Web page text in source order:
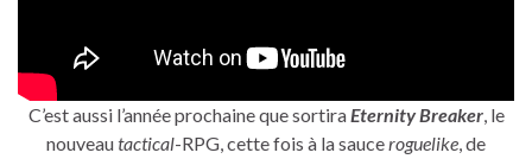
C’est aussi l’année prochaine que sortiraEternity Breaker, le
nouveautactical-RPG, cette fois à la sauceroguelike, de